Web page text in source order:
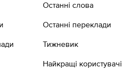
Останні слова
Останні переклади
Тижневик
Найкращі користувачі